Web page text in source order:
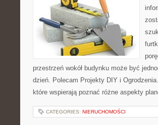
przestrzeń wokół budynku może być
dzień. Polecam Projekty DIY i
które wspierają poznać różne aspekty
CATEGORIES: NIERUCHOMOŚCI